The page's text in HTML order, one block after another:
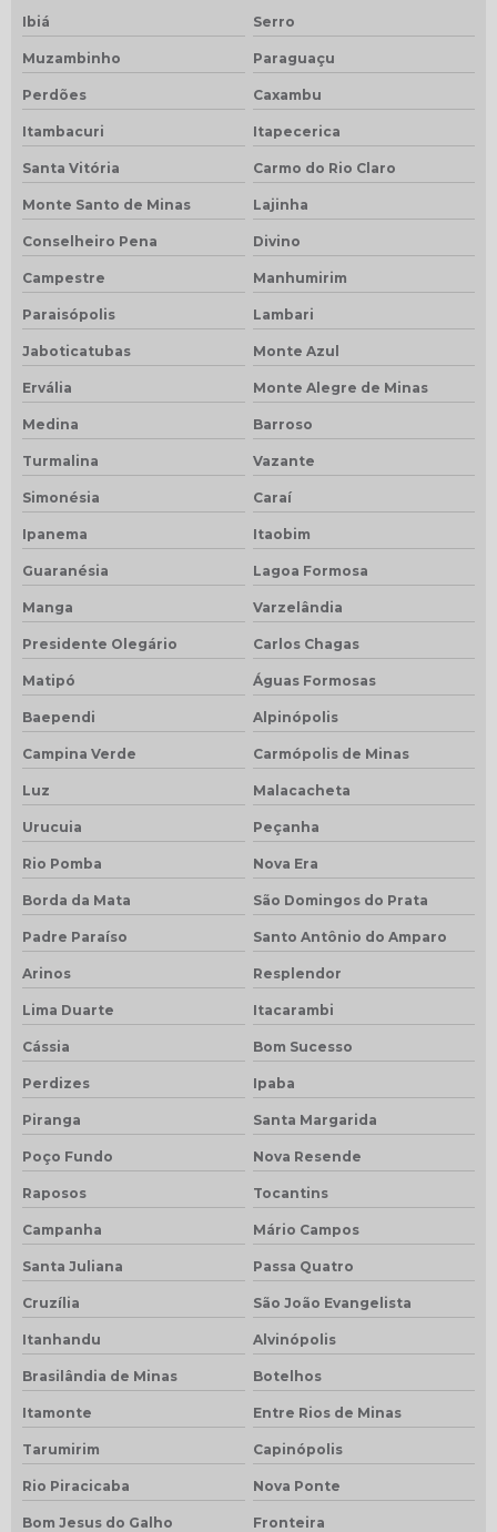
Ibiá Serro
Muzambinho Paraguaçu
Perdões Caxambu
Itambacuri Itapecerica
Santa Vitória Carmo do Rio Claro
Monte Santo de Minas Lajinha
Conselheiro Pena Divino
Campestre Manhumirim
Paraisópolis Lambari
Jaboticatubas Monte Azul
Ervália Monte Alegre de Minas
Medina Barroso
Turmalina Vazante
Simonésia Caraí
Ipanema Itaobim
Guaranésia Lagoa Formosa
Manga Varzelândia
Presidente Olegário Carlos Chagas
Matipó Águas Formosas
Baependi Alpinópolis
Campina Verde Carmópolis de Minas
Luz Malacacheta
Urucuia Peçanha
Rio Pomba Nova Era
Borda da Mata São Domingos do Prata
Padre Paraíso Santo Antônio do Amparo
Arinos Resplendor
Lima Duarte Itacarambi
Cássia Bom Sucesso
Perdizes Ipaba
Piranga Santa Margarida
Poço Fundo Nova Resende
Raposos Tocantins
Campanha Mário Campos
Santa Juliana Passa Quatro
Cruzília São João Evangelista
Itanhandu Alvinópolis
Brasilândia de Minas Botelhos
Itamonte Entre Rios de Minas
Tarumirim Capinópolis
Rio Piracicaba Nova Ponte
Bom Jesus do Galho Fronteira